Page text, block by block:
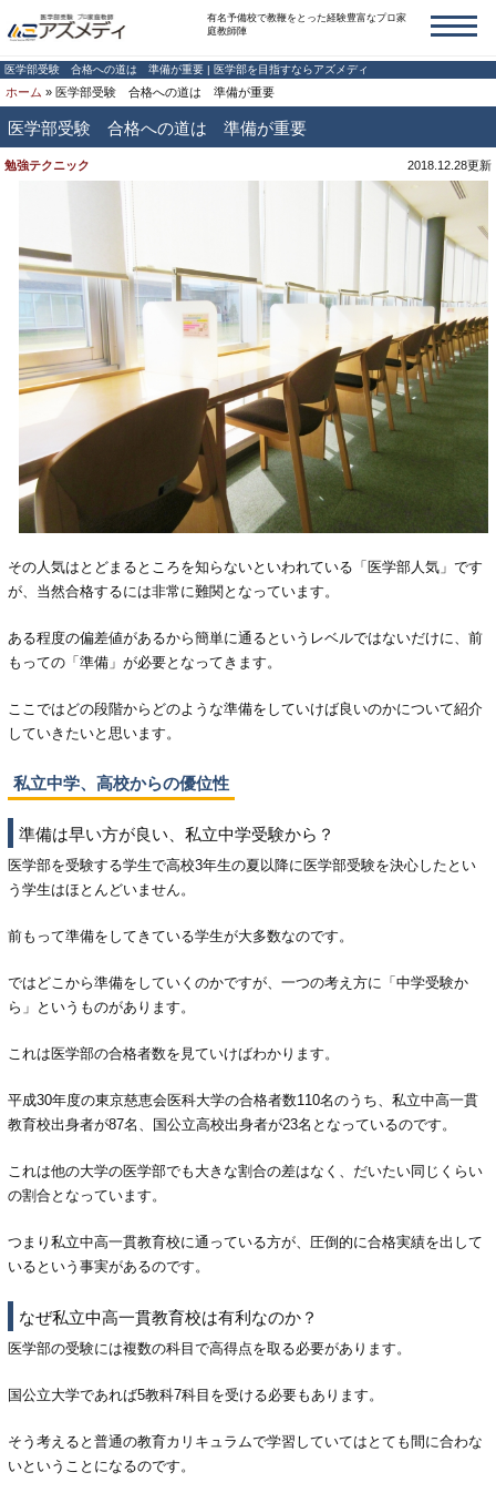
有名予備校で教鞭をとった経験豊富なプロ家
庭教師陣
医学部受験 合格への道は 準備が重要 | 医学部を目指すならアズメディ
ホーム » 医学部受験 合格への道は 準備が重要
医学部受験 合格への道は 準備が重要
勉強テクニック 2018.12.28更新
その人気はとどまるところを知らないといわれている「医学部人気」です
が、当然合格するには非常に難関となっています。
ある程度の偏差値があるから簡単に通るというレベルではないだけに、前
もっての「準備」が必要となってきます。
ここではどの段階からどのような準備をしていけば良いのかについて紹介
していきたいと思います。
私立中学、高校からの優位性
準備は早い方が良い、私立中学受験から？
医学部を受験する学生で高校3年生の夏以降に医学部受験を決心したとい
う学生はほとんどいません。
前もって準備をしてきている学生が大多数なのです。
ではどこから準備をしていくのかですが、一つの考え方に「中学受験か
ら」というものがあります。
これは医学部の合格者数を見ていけばわかります。
平成30年度の東京慈恵会医科大学の合格者数110名のうち、私立中高一貫
教育校出身者が87名、国公立高校出身者が23名となっているのです。
これは他の大学の医学部でも大きな割合の差はなく、だいたい同じくらい
の割合となっています。
つまり私立中高一貫教育校に通っている方が、圧倒的に合格実績を出して
いるという事実があるのです。
なぜ私立中高一貫教育校は有利なのか？
医学部の受験には複数の科目で高得点を取る必要があります。
国公立大学であれば5教科7科目を受ける必要もあります。
そう考えると普通の教育カリキュラムで学習していてはとても間に合わな
いということになるのです。